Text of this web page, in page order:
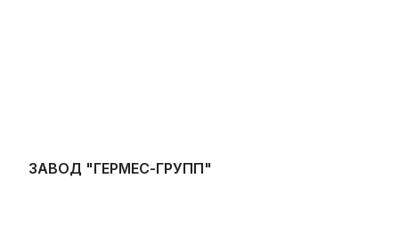
ЗАВОД "ГЕРМЕС-ГРУПП"